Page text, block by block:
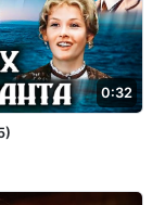
0:32